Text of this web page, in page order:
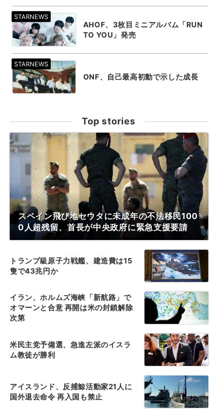
AHOF、3枚目ミニアルバム「RUN
TO YOU」発売
ONF、自己最高初動で示した成長
Top stories
スペイン飛び地セウタに未成年の不法移民100
0人超残留、首長が中央政府に緊急支援要請
トランプ級原子力戦艦、建造費は15
隻で43兆円か
イラン、ホルムズ海峡「新航路」で
オマーンと合意 再開は米の封鎖解除
次第
米民主党予備選、急進左派のイスラ
ム教徒が勝利
アイスランド、反捕鯨活動家21人に
国外退去命令 再入国も禁止